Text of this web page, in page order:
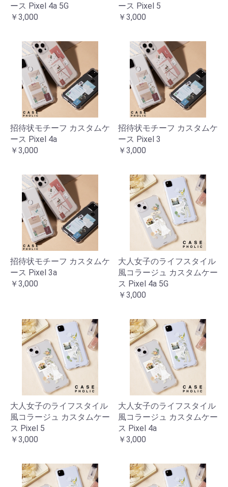
ース Pixel 4a 5G
￥3,000
ース Pixel 5
￥3,000
招待状モチーフ カスタムケ
ース Pixel 4a
￥3,000
招待状モチーフ カスタムケ
ース Pixel 3
￥3,000
招待状モチーフ カスタムケ
ース Pixel 3a
￥3,000
大人女子のライフスタイル
風コラージュ カスタムケー
ス Pixel 4a 5G
￥3,000
大人女子のライフスタイル
風コラージュ カスタムケー
ス Pixel 5
￥3,000
大人女子のライフスタイル
風コラージュ カスタムケー
ス Pixel 4a
￥3,000